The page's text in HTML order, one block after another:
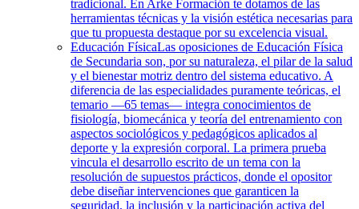
tradicional. En Arke Formación te dotamos de las
herramientas técnicas y la visión estética necesarias para
que tu propuesta destaque por su excelencia visual.
Educación FísicaLas oposiciones de Educación Física
de Secundaria son, por su naturaleza, el pilar de la salud
y el bienestar motriz dentro del sistema educativo. A
diferencia de las especialidades puramente teóricas, el
temario —65 temas— integra conocimientos de
fisiología, biomecánica y teoría del entrenamiento con
aspectos sociológicos y pedagógicos aplicados al
deporte y la expresión corporal. La primera prueba
vincula el desarrollo escrito de un tema con la
resolución de supuestos prácticos, donde el opositor
debe diseñar intervenciones que garanticen la
seguridad, la inclusión y la participación activa del